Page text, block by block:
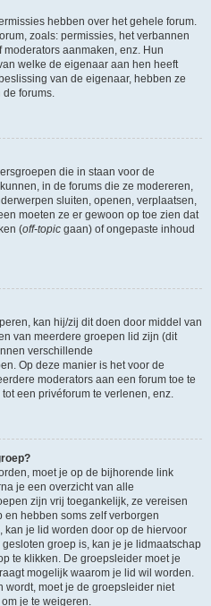
hebben over het gehele forum.
zoals: permissies, het verbannen
aanmaken, enz. Hun
welke de eigenaar aan hen heeft
van de eigenaar, hebben ze
forums.
die in staan voor de
in de forums die ze modereren,
sluiten, openen, verplaatsen,
moeten ze er gewoon op toe zien dat
(off-topic gaan) of ongepaste inhoud
kan hij/zij dit doen door middel van
van meerdere groepen lid zijn (dit
verschillende
Op deze manier is het voor de
moderators aan een forum toe te
een privéforum te verlenen, enz.
moet je op de bijhorende link
je een overzicht van alle
zijn vrij toegankelijk, ze vereisen
hebben soms zelf verborgen
kan je lid worden door op de hiervoor
groep is, kan je je lidmaatschap
te klikken. De groepsleider moet je
mogelijk waarom je lid wil worden.
wordt, moet je de groepsleider niet
je te weigeren.